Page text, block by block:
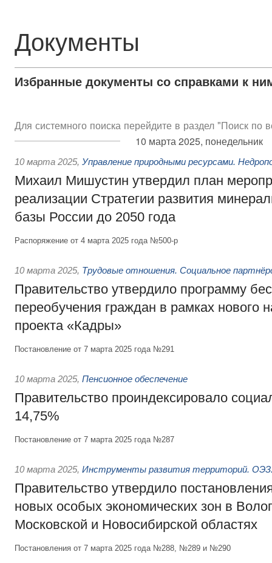
Документы
Избранные документы со справками к
Для системного поиска перейдите в раздел "Поиск по
10 марта 2025, понедельник
10 марта 2025, Управление природными ресурсами.
Михаил Мишустин утвердил план
реализации Стратегии развития
базы России до 2050 года
Распоряжение от 4 марта 2025 года №500-р
10 марта 2025, Трудовые отношения. Социальное
Правительство утвердило программу
переобучения граждан в рамках нового
проекта «Кадры»
Постановление от 7 марта 2025 года №291
10 марта 2025, Пенсионное обеспечение
Правительство проиндексировало
14,75%
Постановление от 7 марта 2025 года №287
10 марта 2025, Инструменты развития территорий.
Правительство утвердило
новых особых экономических зон в
Московской и Новосибирской областях
Постановления от 7 марта 2025 года №288, №289 и №290